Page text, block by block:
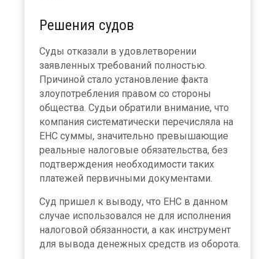
Решения судов
Суды отказали в удовлетворении
заявленных требований полностью.
Причиной стало установление факта
злоупотребления правом со стороны
общества. Судьи обратили внимание, что
компания систематически перечисляла на
ЕНС суммы, значительно превышающие
реальные налоговые обязательства, без
подтверждения необходимости таких
платежей первичными документами.
Суд пришел к выводу, что ЕНС в данном
случае использовался не для исполнения
налоговой обязанности, а как инструмент
для вывода денежных средств из оборота.